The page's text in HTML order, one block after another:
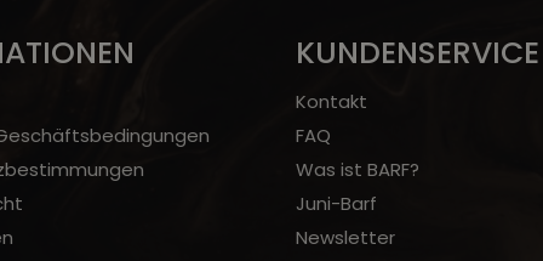
KUNDENSERVICE
Kontakt
FAQ
Was ist BARF?
Juni-Barf
Newsletter